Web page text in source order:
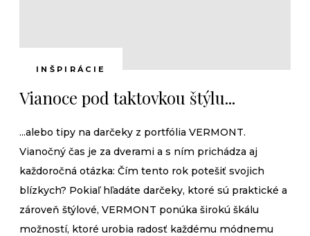
INŠPIRÁCIE
Vianoce pod taktovkou štýlu...
...alebo tipy na darčeky z portfólia VERMONT.
Vianočný čas je za dverami a s ním prichádza aj
každoročná otázka: Čím tento rok potešiť svojich
blízkych? Pokiaľ hľadáte darčeky, ktoré sú praktické a
zároveň štýlové, VERMONT ponúka širokú škálu
možností, ktoré urobia radosť každému módnemu